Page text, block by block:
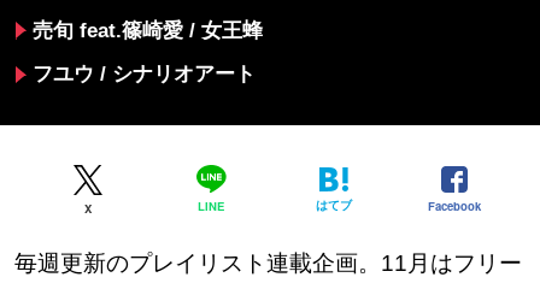
売旬 feat.篠崎愛 / 女王蜂
フユウ / シナリオアート
X LINE はてブ Facebook
毎週更新のプレイリスト連載企画。11月はフリー